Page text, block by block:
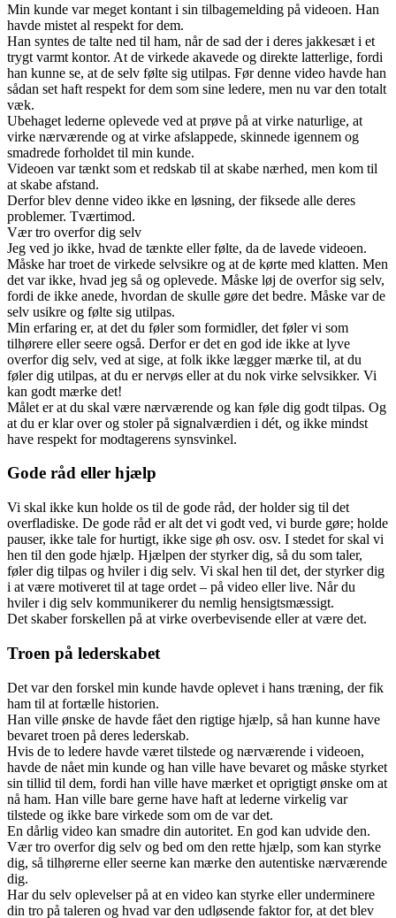
Min kunde var meget kontant i sin tilbagemelding på videoen. Han
havde mistet al respekt for dem.
Han syntes de talte ned til ham, når de sad der i deres jakkesæt i et
trygt varmt kontor. At de virkede akavede og direkte latterlige, fordi
han kunne se, at de selv følte sig utilpas. Før denne video havde han
sådan set haft respekt for dem som sine ledere, men nu var den totalt
væk.
Ubehaget lederne oplevede ved at prøve på at virke naturlige, at
virke nærværende og at virke afslappede, skinnede igennem og
smadrede forholdet til min kunde.
Videoen var tænkt som et redskab til at skabe nærhed, men kom til
at skabe afstand.
Derfor blev denne video ikke en løsning, der fiksede alle deres
problemer. Tværtimod.
Vær tro overfor dig selv
Jeg ved jo ikke, hvad de tænkte eller følte, da de lavede videoen.
Måske har troet de virkede selvsikre og at de kørte med klatten. Men
det var ikke, hvad jeg så og oplevede. Måske løj de overfor sig selv,
fordi de ikke anede, hvordan de skulle gøre det bedre. Måske var de
selv usikre og følte sig utilpas.
Min erfaring er, at det du føler som formidler, det føler vi som
tilhørere eller seere også. Derfor er det en god ide ikke at lyve
overfor dig selv, ved at sige, at folk ikke lægger mærke til, at du
føler dig utilpas, at du er nervøs eller at du nok virke selvsikker. Vi
kan godt mærke det!
Målet er at du skal være nærværende og kan føle dig godt tilpas. Og
at du er klar over og stoler på signalværdien i dét, og ikke mindst
have respekt for modtagerens synsvinkel.
Gode råd eller hjælp
Vi skal ikke kun holde os til de gode råd, der holder sig til det
overfladiske. De gode råd er alt det vi godt ved, vi burde gøre; holde
pauser, ikke tale for hurtigt, ikke sige øh osv. osv. I stedet for skal vi
hen til den gode hjælp. Hjælpen der styrker dig, så du som taler,
føler dig tilpas og hviler i dig selv. Vi skal hen til det, der styrker dig
i at være motiveret til at tage ordet – på video eller live. Når du
hviler i dig selv kommunikerer du nemlig hensigtsmæssigt.
Det skaber forskellen på at virke overbevisende eller at være det.
Troen på lederskabet
Det var den forskel min kunde havde oplevet i hans træning, der fik
ham til at fortælle historien.
Han ville ønske de havde fået den rigtige hjælp, så han kunne have
bevaret troen på deres lederskab.
Hvis de to ledere havde været tilstede og nærværende i videoen,
havde de nået min kunde og han ville have bevaret og måske styrket
sin tillid til dem, fordi han ville have mærket et oprigtigt ønske om at
nå ham. Han ville bare gerne have haft at lederne virkelig var
tilstede og ikke bare virkede som om de var det.
En dårlig video kan smadre din autoritet. En god kan udvide den.
Vær tro overfor dig selv og bed om den rette hjælp, som kan styrke
dig, så tilhørerne eller seerne kan mærke den autentiske nærværende
dig.
Har du selv oplevelser på at en video kan styrke eller underminere
din tro på taleren og hvad var den udløsende faktor for, at det blev